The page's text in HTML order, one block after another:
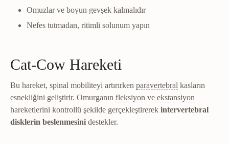
Omuzlar ve boyun gevşek kalmalıdır
Nefes tutmadan, ritimli solunum yapın
Cat-Cow Hareketi
Bu hareket, spinal mobiliteyi artırırken paravertebral Vertebral
kasların
esnekliğini geliştirir. Omurganın fleksiyon FleksiyonEklem açısını
ve ekstansiyon
hareketlerini kontrollü şekilde gerçekleştirerek intervertebral
disklerin beslenmesini destekler.